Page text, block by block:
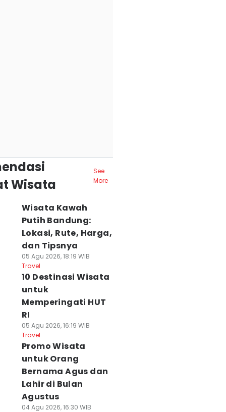
Wisata
See
More
Wisata Kawah
Putih Bandung:
Lokasi, Rute, Harga,
dan Tipsnya
05 Agu 2026, 18:19 WIB
Travel
10 Destinasi Wisata
untuk
Memperingati HUT
RI
05 Agu 2026, 16:19 WIB
Travel
Promo Wisata
untuk Orang
Bernama Agus dan
Lahir di Bulan
Agustus
04 Agu 2026, 16:30 WIB